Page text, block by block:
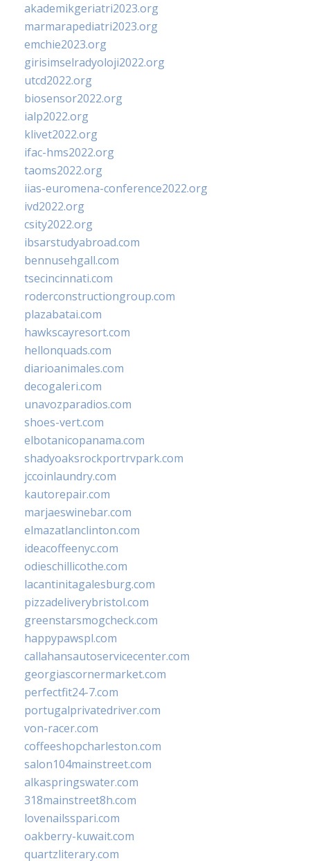
akademikgeriatri2023.org
marmarapediatri2023.org
emchie2023.org
girisimselradyoloji2022.org
utcd2022.org
biosensor2022.org
ialp2022.org
klivet2022.org
ifac-hms2022.org
taoms2022.org
iias-euromena-conference2022.org
ivd2022.org
csity2022.org
ibsarstudyabroad.com
bennusehgall.com
tsecincinnati.com
roderconstructiongroup.com
plazabatai.com
hawkscayresort.com
hellonquads.com
diarioanimales.com
decogaleri.com
unavozparadios.com
shoes-vert.com
elbotanicopanama.com
shadyoaksrockportrvpark.com
jccoinlaundry.com
kautorepair.com
marjaeswinebar.com
elmazatlanclinton.com
ideacoffeenyc.com
odieschillicothe.com
lacantinitagalesburg.com
pizzadeliverybristol.com
greenstarsmogcheck.com
happypawspl.com
callahansautoservicecenter.com
georgiascornermarket.com
perfectfit24-7.com
portugalprivatedriver.com
von-racer.com
coffeeshopcharleston.com
salon104mainstreet.com
alkaspringswater.com
318mainstreet8h.com
lovenailsspari.com
oakberry-kuwait.com
quartzliterary.com